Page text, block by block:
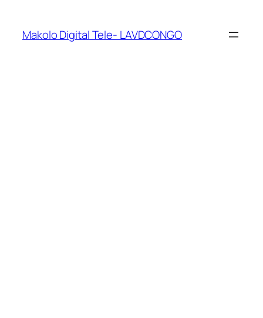
Makolo Digital Tele- LAVDCONGO